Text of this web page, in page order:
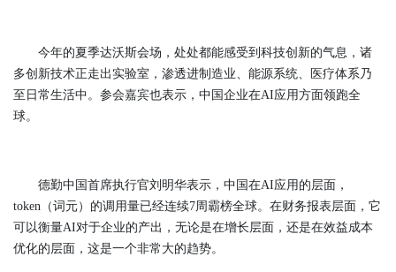
今年的夏季达沃斯会场，处处都能感受到科技创新的气息，诸
多创新技术正走出实验室，渗透进制造业、能源系统、医疗体系乃
至日常生活中。参会嘉宾也表示，中国企业在AI应用方面领跑全
球。
德勤中国首席执行官刘明华表示，中国在AI应用的层面，
token（词元）的调用量已经连续7周霸榜全球。在财务报表层面，它
可以衡量AI对于企业的产出，无论是在增长层面，还是在效益成本
优化的层面，这是一个非常大的趋势。